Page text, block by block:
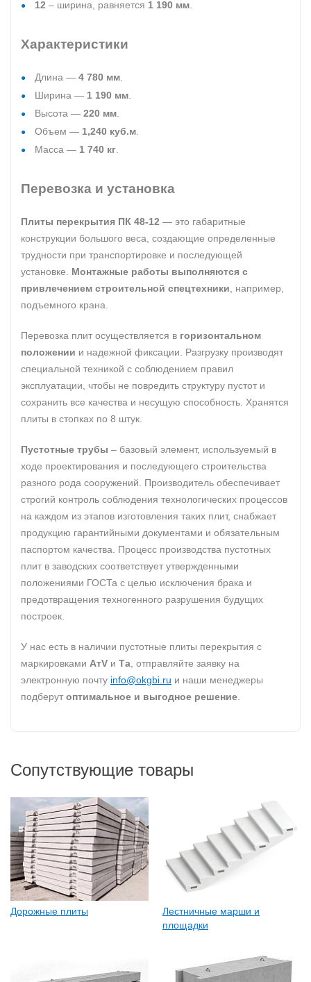
12 – ширина, равняется 1 190 мм
Характеристики
Длина — 4 780 мм
Ширина — 1 190 мм
Высота — 220 мм
Объем — 1,240 куб.м
Масса — 1 740 кг
Перевозка и установка
Плиты перекрытия ПК 48-12 — это габаритные
конструкции большого веса, создающие определенные
трудности при транспортировке и последующей
установке. Монтажные работы выполняются с
привлечением строительной спецтехники , например,
подъемного крана.
Перевозка плит осуществляется в горизонтальном
положении и надежной фиксации. Разгрузку производят
специальной техникой с соблюдением правил
эксплуатации, чтобы не повредить структуру пустот и
сохранить все качества и несущую способность. Хранятся
плиты в стопках по 8 штук.
Пустотные трубы – базовый элемент, используемый в
ходе проектирования и последующего строительства
разного рода сооружений. Производитель обеспечивает
строгий контроль соблюдения технологических процессов
на каждом из этапов изготовления таких плит, снабжает
продукцию гарантийными документами и обязательным
паспортом качества. Процесс производства пустотных
плит в заводских соответствует утвержденными
положениями ГОСТа с целью исключения брака и
предотвращения техногенного разрушения будущих
построек.
У нас есть в наличии пустотные плиты перекрытия с
маркировками AтV и Та , отправляйте заявку на
электронную почту info@okgbi.ru и наши менеджеры
подберут оптимальное и выгодное решение
Сопутствующие товары
Дорожные плиты
Лестничные марши и
площадки